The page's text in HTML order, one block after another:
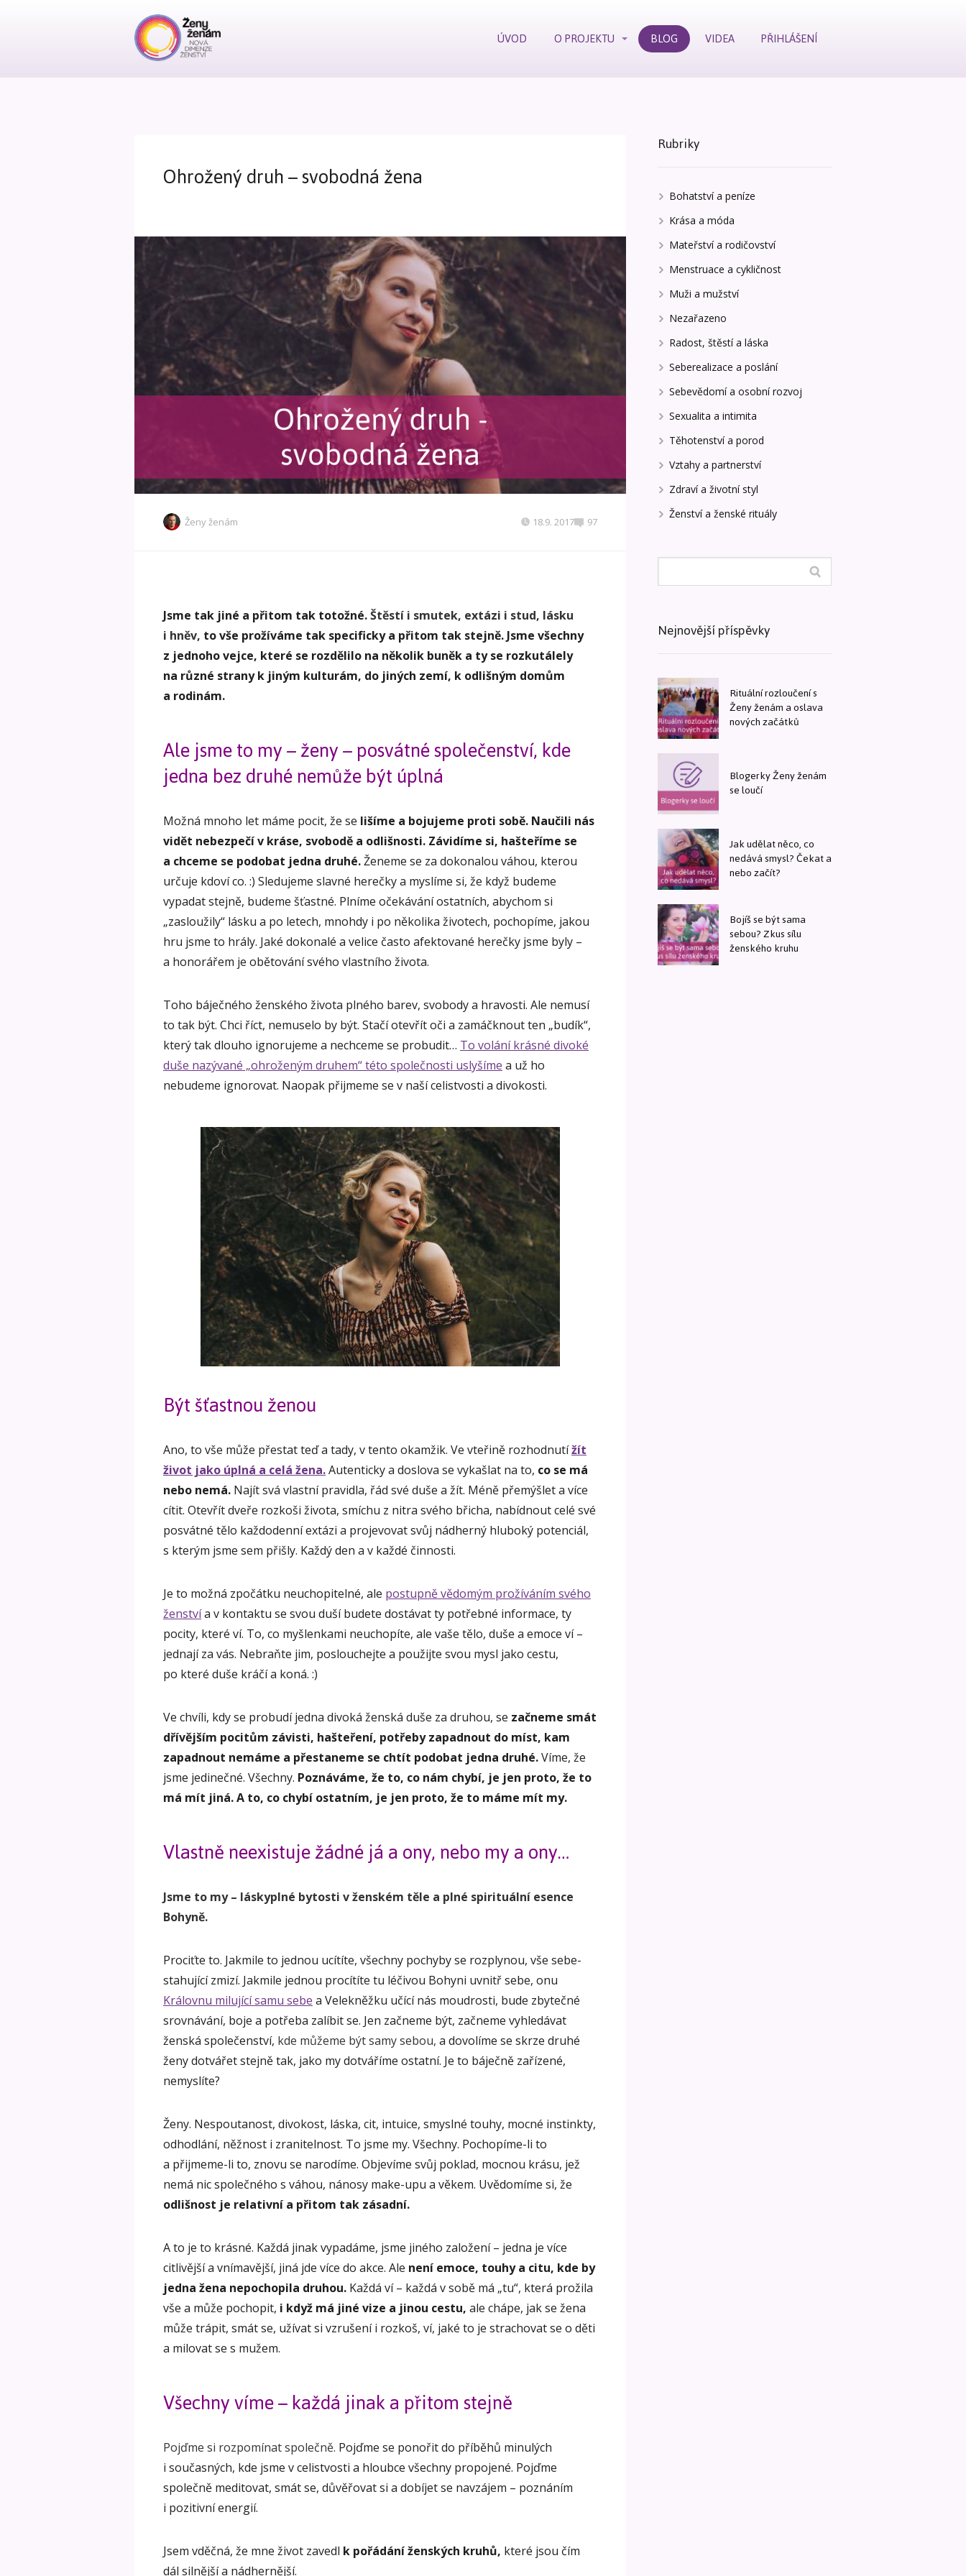
ÚVOD O PROJEKTU BLOG VIDEA PŘIHLÁŠENÍ
Ohrožený druh – svobodná žena
Ženy ženám 18.9. 2017 97
Jsme tak jiné a přitom tak totožné.Štěstí i smutek, extázi i stud, lásku
i hněv, to vše prožíváme tak specificky a přitom tak stejně. Jsme všechny
z jednoho vejce, které se rozdělilo na několik buněk a ty se rozkutálely
na různé strany k jiným kulturám, do jiných zemí, k odlišným domům
a rodinám.
Ale jsme to my – ženy – posvátné společenství, kde
jedna bez druhé nemůže být úplná
Možná mnoho let máme pocit, že se lišíme a bojujeme proti sobě. Naučili nás
vidět nebezpečí v kráse, svobodě a odlišnosti. Závidíme si, hašteříme se
a chceme se podobat jedna druhé.Ženeme se za dokonalou váhou, kterou
určuje kdoví co. :) Sledujeme slavné herečky a myslíme si, že když budeme
vypadat stejně, budeme šťastné. Plníme očekávání ostatních, abychom si
„zasloužily“ lásku a po letech, mnohdy i po několika životech, pochopíme, jakou
hru jsme to hrály. Jaké dokonalé a velice často afektované herečky jsme byly –
a honorářem je obětování svého vlastního života.
Toho báječného ženského života plného barev, svobody a hravosti. Ale nemusí
to tak být. Chci říct, nemuselo by být. Stačí otevřít oči a zamáčknout ten „budík“,
který tak dlouho ignorujeme a nechceme se probudit… To volání krásné divoké
duše nazývané „ohroženým druhem“ této společnosti uslyšíme a už ho
nebudeme ignorovat. Naopak přijmeme se v naší celistvosti a divokosti.
Být šťastnou ženou
Ano, to vše může přestat teď a tady, v tento okamžik. Ve vteřině rozhodnutížít
život jako úplná a celá žena.Autenticky a doslova se vykašlat na to, co se má
nebo nemá. Najít svá vlastní pravidla, řád své duše a žít. Méně přemýšlet a více
cítit. Otevřít dveře rozkoši života, smíchu z nitra svého břicha, nabídnout celé své
posvátné tělo každodenní extázi a projevovat svůj nádherný hluboký potenciál,
s kterým jsme sem přišly. Každý den a v každé činnosti.
Je to možná zpočátku neuchopitelné, ale postupně vědomým prožíváním svého
ženstvía v kontaktu se svou duší budete dostávat ty potřebné informace, ty
pocity, které ví. To, co myšlenkami neuchopíte, ale vaše tělo, duše a emoce ví –
jednají za vás. Nebraňte jim, poslouchejte a použijte svou mysl jako cestu,
po které duše kráčí a koná. :)
Ve chvíli, kdy se probudí jedna divoká ženská duše za druhou, se začneme smát
dřívějším pocitům závisti, hašteření, potřeby zapadnout do míst, kam
zapadnout nemáme a přestaneme se chtít podobat jedna druhé.Víme, že
jsme jedinečné. Všechny. Poznáváme, že to, co nám chybí, je jen proto, že to
má mít jiná. A to, co chybí ostatním, je jen proto, že to máme mít my.
Vlastně neexistuje žádné já a ony, nebo my a ony…
Jsme to my – láskyplné bytosti v ženském těle a plné spirituální esence
Bohyně.
Prociťte to. Jakmile to jednou ucítíte, všechny pochyby se rozplynou, vše sebe-
stahující zmizí. Jakmile jednou procítíte tu léčivou Bohyni uvnitř sebe, onu
Královnu milující samu sebe a Velekněžku učící nás moudrosti, bude zbytečné
srovnávání, boje a potřeba zalíbit se. Jen začneme být, začneme vyhledávat
ženská společenství, kde můžeme být samy sebou, a dovolíme se skrze druhé
ženy dotvářet stejně tak, jako my dotváříme ostatní. Je to báječně zařízené,
nemyslíte?
Ženy. Nespoutanost, divokost, láska, cit, intuice, smyslné touhy, mocné instinkty,
odhodlání, něžnost i zranitelnost. To jsme my. Všechny. Pochopíme-li to
a přijmeme-li to, znovu se narodíme. Objevíme svůj poklad, mocnou krásu, jež
nemá nic společného s váhou, nánosy make-upu a věkem. Uvědomíme si, že
odlišnost je relativní a přitom tak zásadní.
A to je to krásné. Každá jinak vypadáme, jsme jiného založení – jedna je více
citlivější a vnímavější, jiná jde více do akce. Ale není emoce, touhy a citu, kde by
jedna žena nepochopila druhou. Každá ví – každá v sobě má „tu“, která prožila
vše a může pochopit, i když má jiné vize a jinou cestu, ale chápe, jak se žena
může trápit, smát se, užívat si vzrušení i rozkoš, ví, jaké to je strachovat se o děti
a milovat se s mužem.
Všechny víme – každá jinak a přitom stejně
Pojďme si rozpomínat společně. Pojďme se ponořit do příběhů minulých
i současných, kde jsme v celistvosti a hloubce všechny propojené. Pojďme
společně meditovat, smát se, důvěřovat si a dobíjet se navzájem – poznáním
i pozitivní energií.
Jsem vděčná, že mne život zavedl k pořádání ženských kruhů, které jsou čím
dál silnější a nádhernější.
Rubriky
Bohatství a peníze
Krása a móda
Mateřství a rodičovství
Menstruace a cykličnost
Muži a mužství
Nezařazeno
Radost, štěstí a láska
Seberealizace a poslání
Sebevědomí a osobní rozvoj
Sexualita a intimita
Těhotenství a porod
Vztahy a partnerství
Zdraví a životní styl
Ženství a ženské rituály
Nejnovější příspěvky
Rituální rozloučení s
Ženy ženám a oslava
nových začátků
Blogerky Ženy ženám
se loučí
Jak udělat něco, co
nedává smysl? Čekat a
nebo začít?
Bojíš se být sama
sebou? Zkus sílu
ženského kruhu